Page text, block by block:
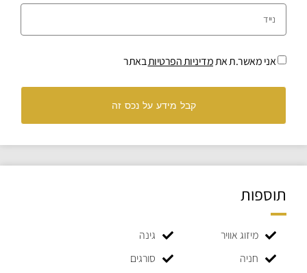
אני מאשר.ת אתמדיניות הפרטיותבאתר
קבל מידע על נכס זה
תוספות
מיזוג אוויר
גינה
חניה
סורגים